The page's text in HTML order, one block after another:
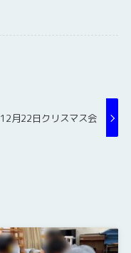
12月22日クリスマス会